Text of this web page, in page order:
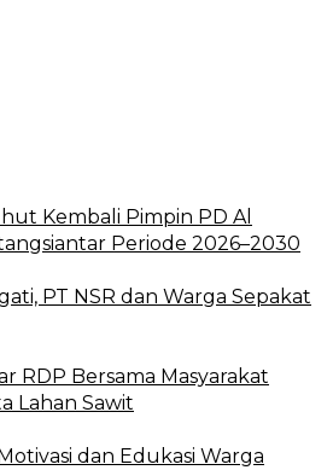
Kembali Pimpin PD Al
Periode 2026–2030
PT NSR dan Warga Sepakat
RDP Bersama Masyarakat
Lahan Sawit
dan Edukasi Warga